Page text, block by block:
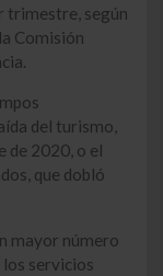
trimestre, según
Comisión
del turismo,
de 2020, o el
que dobló
mayor número
los servicios